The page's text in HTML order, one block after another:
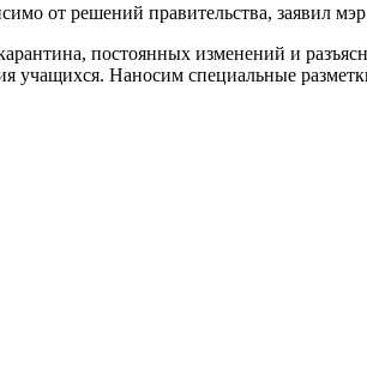
от решений правительства, заявил
постоянных изменений и
учащихся. Наносим специальные